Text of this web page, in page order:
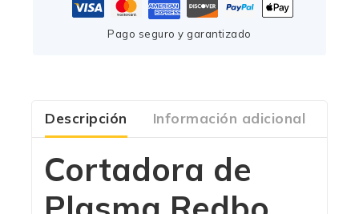
Pago seguro y garantizado
Descripción Información adicional
Cortadora de